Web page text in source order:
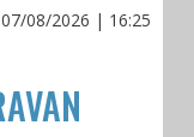
08/2026 | 16:25